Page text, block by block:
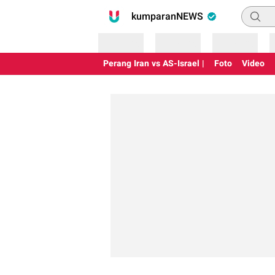
kumparanNEWS
Perang Iran vs AS-Israel | Foto Video